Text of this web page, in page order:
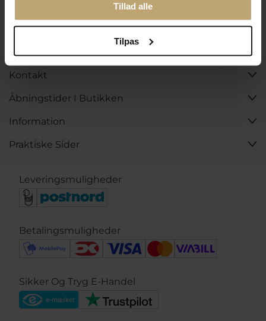
Tillad alle
Tilpas
Følg os
Kontakt
Åbningstider I Butikken
Information
Praktiske Sider
Leveringsmuligheder
Betalingsmuligheder
Sikker Og Tryg E-Handel